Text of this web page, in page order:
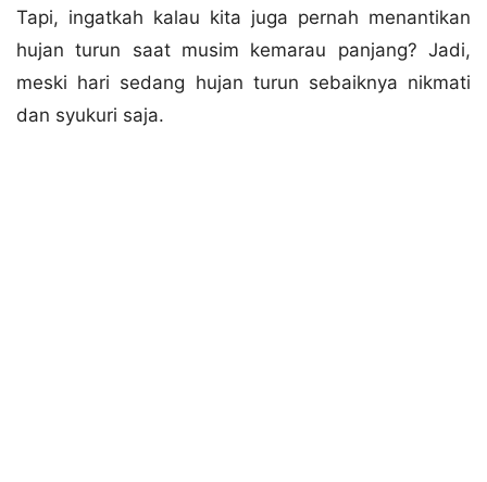
Tapi, ingatkah kalau kita juga pernah menantikan
hujan turun saat musim kemarau panjang? Jadi,
meski hari sedang hujan turun sebaiknya nikmati
dan syukuri saja.